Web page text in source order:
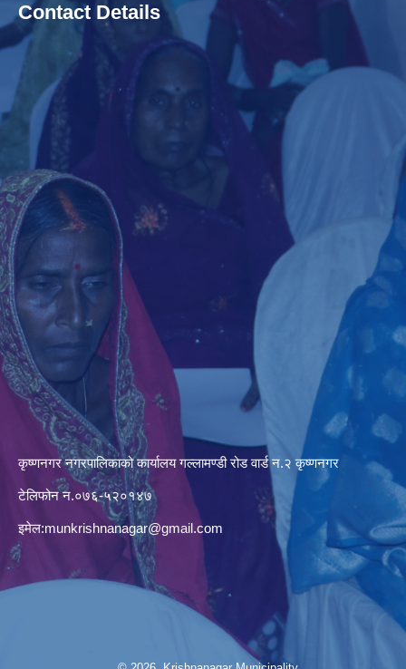
Contact Details
कृष्णनगर नगरपालिकाको कार्यालय गल्लामण्डी रोड वार्ड न.२ कृष्णनगर
टेलिफोन न.०७६-५२०१४७
इमेल:munkrishnanagar@gmail.com